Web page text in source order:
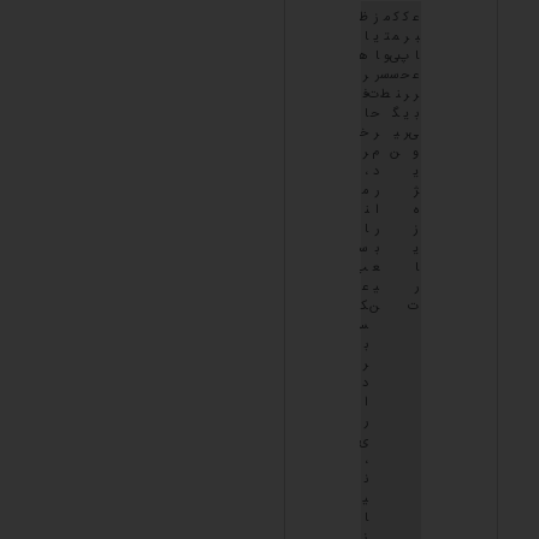
ع
ب
ا
ع
ر
ب
ی
و
ی
ژ
ه
ز
ی
ا
ر
ت
ک
ر
پ
ح
ر
ی
ر
ک
م
ی
س
ن
گ
ی
ن
م
ت
و
س
ط
ز
ی
ا
ر
ت
ح
ر
م
د
ر
ا
ر
ب
ع
ی
ن
ظ
ا
ه
ر
ف
ا
خ
ر
،
م
ن
ا
س
ب
ع
ک
س
ب
ر
د
ا
ر
ی
،
ن
ی
ا